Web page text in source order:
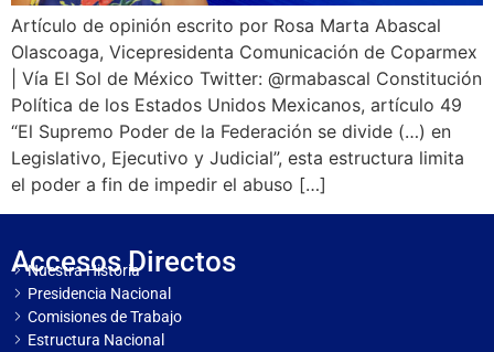
Artículo de opinión escrito por Rosa Marta Abascal
Olascoaga, Vicepresidenta Comunicación de Coparmex
| Vía El Sol de México Twitter: @rmabascal Constitución
Política de los Estados Unidos Mexicanos, artículo 49
“El Supremo Poder de la Federación se divide (…) en
Legislativo, Ejecutivo y Judicial”, esta estructura limita
el poder a fin de impedir el abuso […]
Accesos Directos
Nuestra Historia
Presidencia Nacional
Comisiones de Trabajo
Estructura Nacional